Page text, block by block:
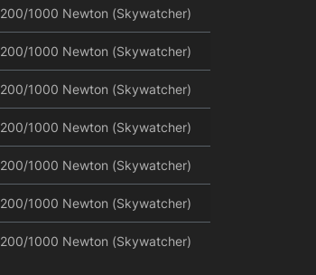
200/1000 Newton (Skywatcher)
200/1000 Newton (Skywatcher)
200/1000 Newton (Skywatcher)
200/1000 Newton (Skywatcher)
200/1000 Newton (Skywatcher)
200/1000 Newton (Skywatcher)
200/1000 Newton (Skywatcher)